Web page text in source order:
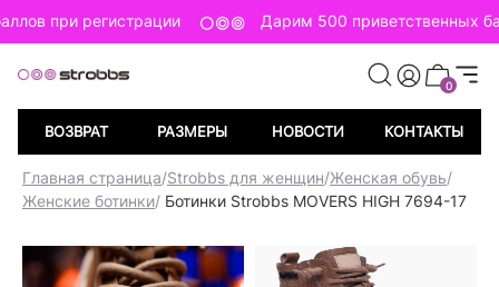
при регистрации Дарим 500 приветственных
0
ВОЗВРАТ РАЗМЕРЫ НОВОСТИ КОНТАКТЫ
Главная страница/Strobbs для женщин/Женская обувь/
Женские ботинки/ Ботинки Strobbs MOVERS HIGH 7694-17